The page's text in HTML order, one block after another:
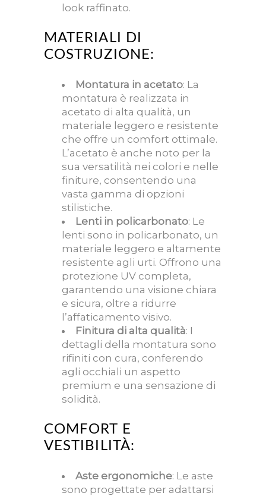
look raffinato.
MATERIALI DI
COSTRUZIONE:
Montatura in acetato: La
montatura è realizzata in
acetato di alta qualità, un
materiale leggero e resistente
che offre un comfort ottimale.
L’acetato è anche noto per la
sua versatilità nei colori e nelle
finiture, consentendo una
vasta gamma di opzioni
stilistiche.
Lenti in policarbonato: Le
lenti sono in policarbonato, un
materiale leggero e altamente
resistente agli urti. Offrono una
protezione UV completa,
garantendo una visione chiara
e sicura, oltre a ridurre
l’affaticamento visivo.
Finitura di alta qualità: I
dettagli della montatura sono
rifiniti con cura, conferendo
agli occhiali un aspetto
premium e una sensazione di
solidità.
COMFORT E
VESTIBILITÀ:
Aste ergonomiche: Le aste
sono progettate per adattarsi